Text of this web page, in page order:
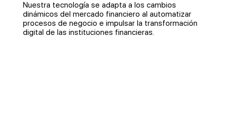
Nuestra tecnología se adapta a los cambios
dinámicos del mercado financiero al automatizar
procesos de negocio e impulsar la transformación
digital de las instituciones financieras.